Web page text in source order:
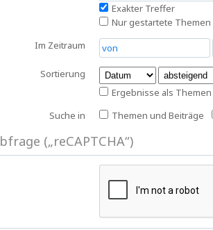
Exakter Treffer
Nur gestartete
Im Zeitraum
Sortierung
Ergebnisse als
Suche in
Themen und Beiträge
(„reCAPTCHA“)